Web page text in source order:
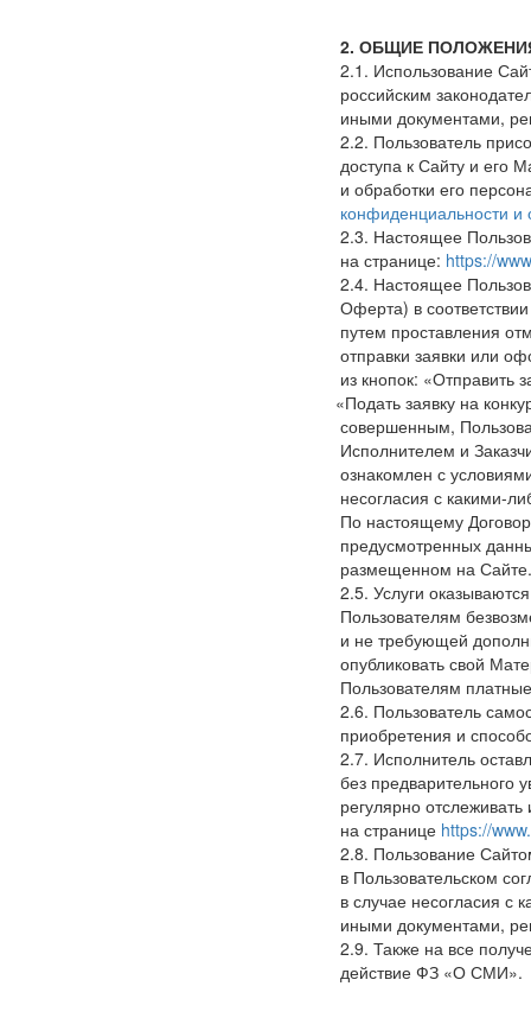
2. ОБЩИЕ
2.1. Использование
российским
иными документами,
2.2. Пользователь
доступа к Сайту и его
и обработки его
конфиденциальности
2.3. Настоящее
на странице: https://
2.4. Настоящее
Оферта) в
путем проставления
отправки заявки или
из кнопок: «Отправить
«Подать заявку на
совершенным,
Исполнителем и
ознакомлен с
несогласия с какими-
По настоящему
предусмотренных
размещенном на
2.5. Услуги
Пользователям
и не требующей
опубликовать свой
Пользователям
2.6. Пользователь
приобретения и
2.7. Исполнитель
без предварительного
регулярно
на странице https://
2.8. Пользование
в Пользовательском
в случае несогласия с
иными документами,
2.9. Также на все
действие ФЗ «О СМИ».